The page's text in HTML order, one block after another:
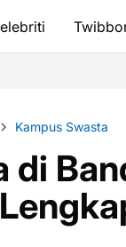
Kampus Swasta
di